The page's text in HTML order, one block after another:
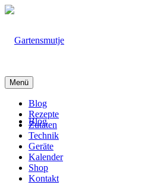
Blog
Menü
Blog
Rezepte
Zutaten
Technik
Geräte
Kalender
Shop
Kontakt